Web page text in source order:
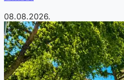
08.08.2026.